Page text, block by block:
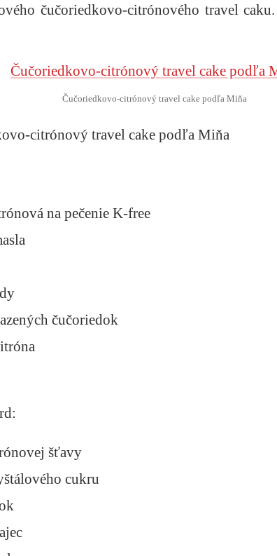
čučoriedkovo-citrónového travel
Čučoriedkovo-citrónový travel cake podľa Miňa
citrónový travel cake podľa Miňa
na pečenie K-free
čučoriedok
šťavy
cukru